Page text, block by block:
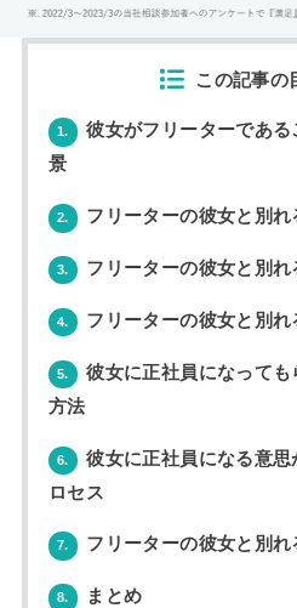
この記事の
1.
彼女がフリーターであ
景
2. フリーターの彼女と別れ
3. フリーターの彼女と別れ
4. フリーターの彼女と別
5.
彼女に正社員になって
方法
6.
彼女に正社員になる意
ロセス
7. フリーターの彼女と別
8. まとめ